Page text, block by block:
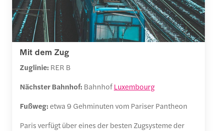
Mit dem Zug
Zuglinie: RER B
Nächster Bahnhof: BahnhofLuxembourg
Fußweg:etwa 9 Gehminuten vom Pariser Pantheon
Paris verfügt über eines der besten Zugsysteme der